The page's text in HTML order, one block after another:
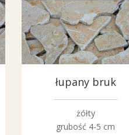
łupany bruk
żółty
grubość 4-5 cm